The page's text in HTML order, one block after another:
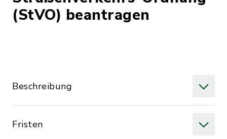
(StVO) beantragen
Beschreibung
Fristen